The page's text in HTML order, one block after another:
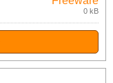
0 kB